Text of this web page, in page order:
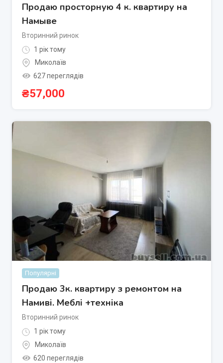
Продаю просторную 4 к. квартиру на
Намыве
Вторинний ринок
1 рік тому
Миколаїв
627 переглядів
₴57,000
Популярні
Продаю 3к. квартиру з ремонтом на
Намиві. Меблі +техніка
Вторинний ринок
1 рік тому
Миколаїв
620 переглядів